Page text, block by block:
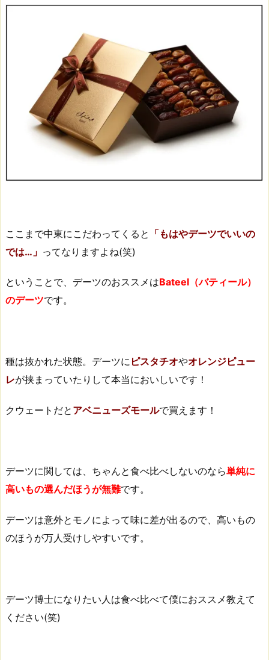
ここまで中東にこだわってくると 「もはやデーツでいいの
では…」 ってなりますよね(笑)
ということで、デーツのおススメはBateel（バティール）
のデーツです。
種は抜かれた状態。デーツに ピスタチオやオレンジピュー
レが挟まっていたりして本当においしいです！
クウェートだと アベニューズモールで買えます！
デーツに関しては、ちゃんと食べ比べしないのなら単純に
高いもの選んだほうが無難です。
デーツは意外とモノによって味に差が出るので、高いもの
のほうが万人受けしやすいです。
デーツ博士になりたい人は食べ比べて僕におススメ教えて
ください(笑)